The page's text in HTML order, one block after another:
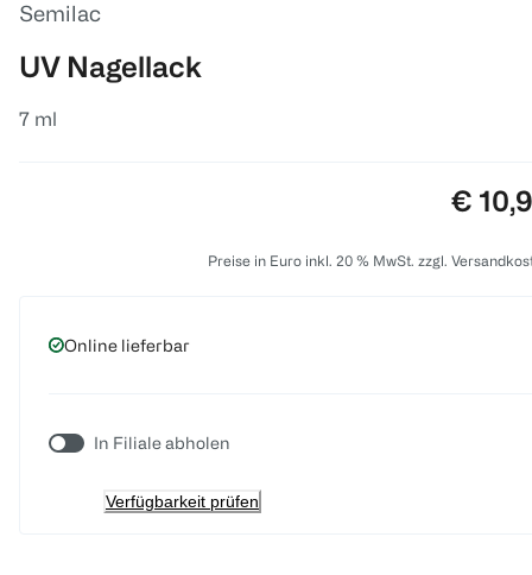
Semilac
UV Nagellack
7 ml
Preis:
€
Preise in Euro inkl. 20 % MwSt. zzgl.
Online lieferbar
In Filiale abholen
Verfügbarkeit prüfen